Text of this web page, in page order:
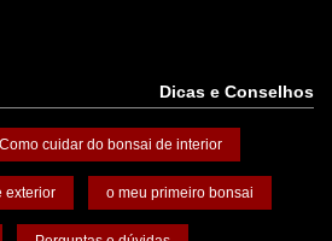
Dicas e Conselhos
Como cuidar do bonsai de interior
exterior o meu primeiro bonsai